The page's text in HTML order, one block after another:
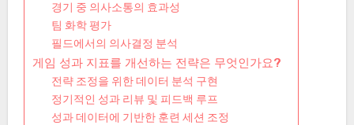
경기 중 의사소통의 효과성
팀 화학 평가
필드에서의 의사결정 분석
게임 성과 지표를 개선하는 전략은 무엇인가요?
전략 조정을 위한 데이터 분석 구현
정기적인 성과 리뷰 및 피드백 루프
성과 데이터에 기반한 훈련 세션 조정